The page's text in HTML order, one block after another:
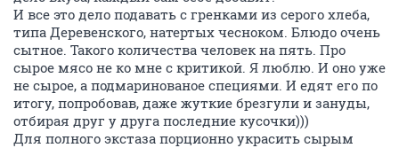
И все это дело подавать с гренками из серого хлеба,
типа Деревенского, натертых чесноком. Блюдо очень
сытное. Такого количества человек на пять. Про
сырое мясо не ко мне с критикой. Я люблю. И оно уже
не сырое, а подмаринованое специями. И едят его по
итогу, попробовав, даже жуткие брезгули и зануды,
отбирая друг у друга последние кусочки)))
Для полного экстаза порционно украсить сырым